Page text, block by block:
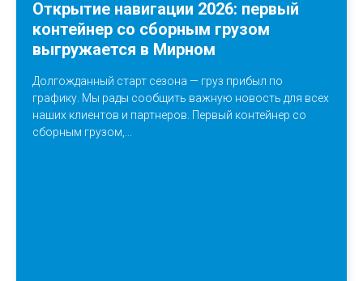
Открытие навигации 2026: первый
контейнер со сборным грузом
выгружается в Мирном
Долгожданный старт сезона — груз прибыл по
графику. Мы рады сообщить важную новость для всех
наших клиентов и партнеров. Первый контейнер со
сборным грузом,...